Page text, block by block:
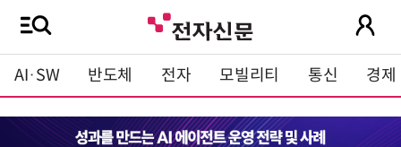
AI·SW 반도체 전자 모빌리티 통신 경제